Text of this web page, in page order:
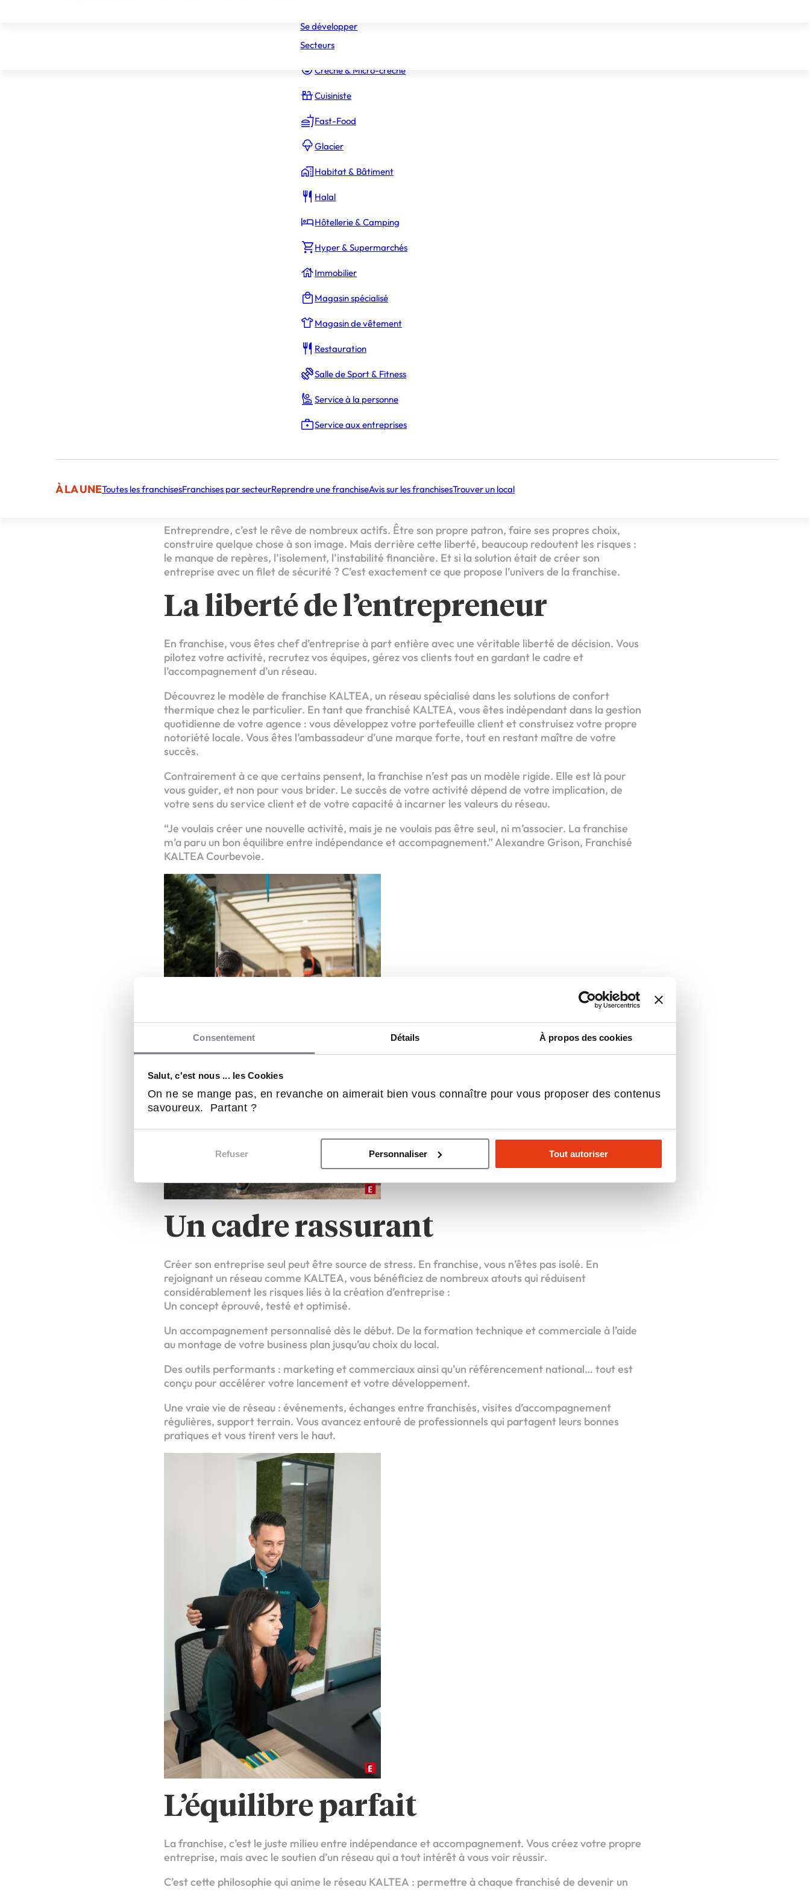
Consentement Détails À propos des cookies
Salut, c'est nous ... les Cookies
On ne se mange pas, en revanche on aimerait bien vous connaître pour vous proposer des contenus
savoureux. Partant ?
Refuser Personnaliser Tout autoriser
Constructeur Piscines & Spas
Crèche & Micro-crèche
Cuisiniste
Fast-Food
Glacier
Habitat & Bâtiment
Halal
Hôtellerie & Camping
Hyper & Supermarchés
Immobilier
Magasin spécialisé
Magasin de vêtement
Restauration
Salle de Sport & Fitness
Service à la personne
Service aux entreprises
À LA UNEToutes les franchisesFranchises par secteurReprendre une franchiseAvis sur les franchisesTrouver un local
Se développer
Secteurs
Pour qui ?
Entreprendre, c’est le rêve de nombreux actifs. Être son propre patron, faire ses propres choix,
construire quelque chose à son image. Mais derrière cette liberté, beaucoup redoutent les risques :
le manque de repères, l’isolement, l’instabilité financière. Et si la solution était de créer son
entreprise avec un filet de sécurité ? C’est exactement ce que propose l’univers de la franchise.
La liberté de l’entrepreneur
En franchise, vous êtes chef d’entreprise à part entière avec une véritable liberté de décision. Vous
pilotez votre activité, recrutez vos équipes, gérez vos clients tout en gardant le cadre et
l’accompagnement d’un réseau.
Découvrez le modèle de franchise KALTEA, un réseau spécialisé dans les solutions de confort
thermique chez le particulier. En tant que franchisé KALTEA, vous êtes indépendant dans la gestion
quotidienne de votre agence : vous développez votre portefeuille client et construisez votre propre
notoriété locale. Vous êtes l’ambassadeur d’une marque forte, tout en restant maître de votre
succès.
Contrairement à ce que certains pensent, la franchise n’est pas un modèle rigide. Elle est là pour
vous guider, et non pour vous brider. Le succès de votre activité dépend de votre implication, de
votre sens du service client et de votre capacité à incarner les valeurs du réseau.
“Je voulais créer une nouvelle activité, mais je ne voulais pas être seul, ni m’associer. La franchise
m’a paru un bon équilibre entre indépendance et accompagnement.” Alexandre Grison, Franchisé
KALTEA Courbevoie.
Un cadre rassurant
Créer son entreprise seul peut être source de stress. En franchise, vous n’êtes pas isolé. En
rejoignant un réseau comme KALTEA, vous bénéficiez de nombreux atouts qui réduisent
considérablement les risques liés à la création d’entreprise :
Un concept éprouvé, testé et optimisé.
Un accompagnement personnalisé dès le début. De la formation technique et commerciale à l’aide
au montage de votre business plan jusqu’au choix du local.
Des outils performants : marketing et commerciaux ainsi qu’un référencement national… tout est
conçu pour accélérer votre lancement et votre développement.
Une vraie vie de réseau : événements, échanges entre franchisés, visites d’accompagnement
régulières, support terrain. Vous avancez entouré de professionnels qui partagent leurs bonnes
pratiques et vous tirent vers le haut.
L’équilibre parfait
La franchise, c’est le juste milieu entre indépendance et accompagnement. Vous créez votre propre
entreprise, mais avec le soutien d’un réseau qui a tout intérêt à vous voir réussir.
C’est cette philosophie qui anime le réseau KALTEA : permettre à chaque franchisé de devenir un